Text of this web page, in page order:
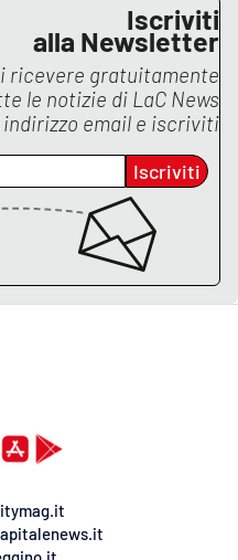
Iscriviti
alla Newsletter
ricevere gratuitamente
le notizie di LaC News
email e iscriviti
Iscriviti